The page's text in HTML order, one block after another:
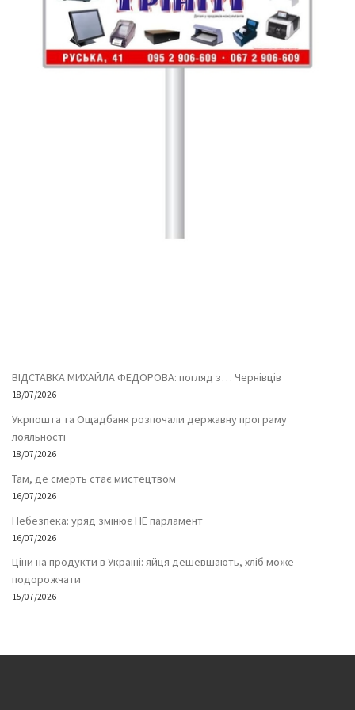
ВІДСТАВКА МИХАЙЛА ФЕДОРОВА: погляд з… Чернівців
18/07/2026
Укрпошта та Ощадбанк розпочали державну програму
лояльності
18/07/2026
Там, де смерть стає мистецтвом
16/07/2026
Небезпека: уряд змінює НЕ парламент
16/07/2026
Ціни на продукти в Україні: яйця дешевшають, хліб може
подорожчати
15/07/2026